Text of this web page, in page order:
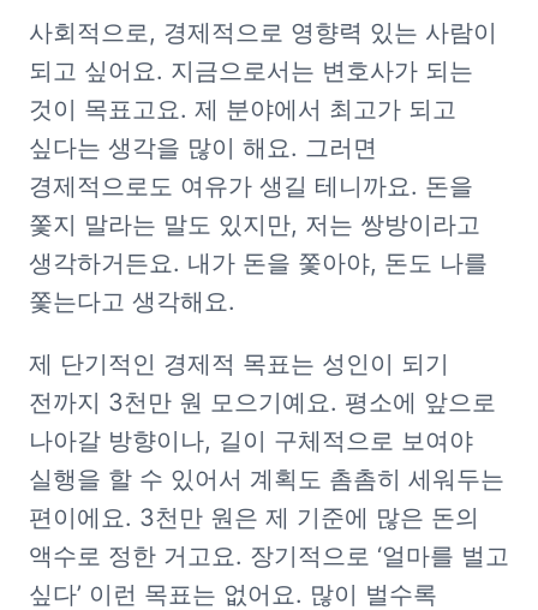
사회적으로, 경제적으로 영향력 있는 사람이
되고 싶어요. 지금으로서는 변호사가 되는
것이 목표고요. 제 분야에서 최고가 되고
싶다는 생각을 많이 해요. 그러면
경제적으로도 여유가 생길 테니까요. 돈을
쫓지 말라는 말도 있지만, 저는 쌍방이라고
생각하거든요. 내가 돈을 쫓아야, 돈도 나를
쫓는다고 생각해요.
제 단기적인 경제적 목표는 성인이 되기
전까지 3천만 원 모으기예요. 평소에 앞으로
나아갈 방향이나, 길이 구체적으로 보여야
실행을 할 수 있어서 계획도 촘촘히 세워두는
편이에요. 3천만 원은 제 기준에 많은 돈의
액수로 정한 거고요. 장기적으로 ‘얼마를 벌고
싶다’ 이런 목표는 없어요. 많이 벌수록